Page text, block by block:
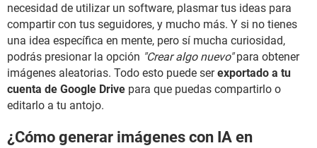
necesidad de utilizar un software, plasmar tus ideas para
compartir con tus seguidores, y mucho más. Y si no tienes
una idea específica en mente, pero sí mucha curiosidad,
podrás presionar la opción "Crear algo nuevo"para obtener
imágenes aleatorias. Todo esto puede serexportado a tu
cuenta de Google Drive para que puedas compartirlo o
editarlo a tu antojo.
¿Cómo generar imágenes con IA en